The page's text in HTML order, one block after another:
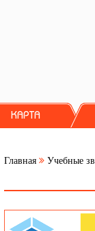
КАРТА
Главная Учебные